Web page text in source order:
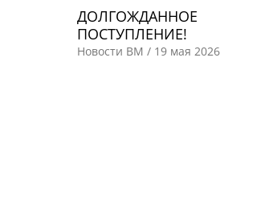
ДОЛГОЖДАННОЕ
ПОСТУПЛЕНИЕ!
Новости ВМ / 19 мая 2026